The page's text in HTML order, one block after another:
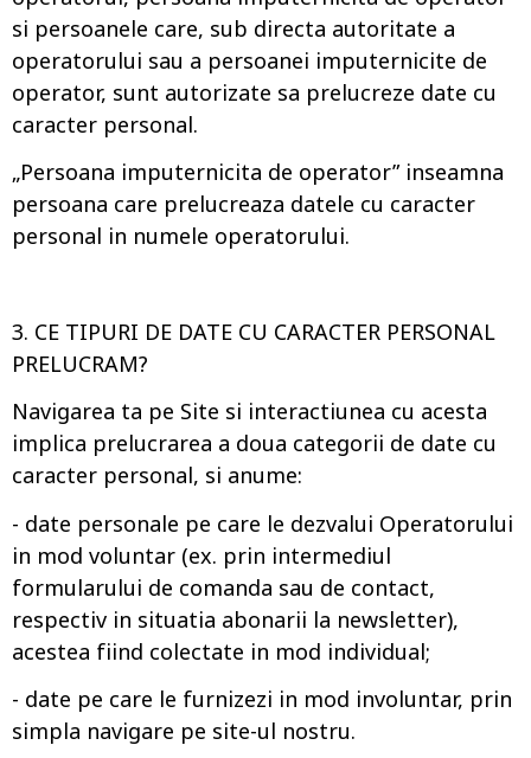
si persoanele care, sub directa autoritate a
operatorului sau a persoanei imputernicite de
operator, sunt autorizate sa prelucreze date cu
caracter personal.
„Persoana imputernicita de operator” inseamna
persoana care prelucreaza datele cu caracter
personal in numele operatorului.
3. CE TIPURI DE DATE CU CARACTER PERSONAL
PRELUCRAM?
Navigarea ta pe Site si interactiunea cu acesta
implica prelucrarea a doua categorii de date cu
caracter personal, si anume:
- date personale pe care le dezvalui Operatorului
in mod voluntar (ex. prin intermediul
formularului de comanda sau de contact,
respectiv in situatia abonarii la newsletter),
acestea fiind colectate in mod individual;
- date pe care le furnizezi in mod involuntar, prin
simpla navigare pe site-ul nostru.